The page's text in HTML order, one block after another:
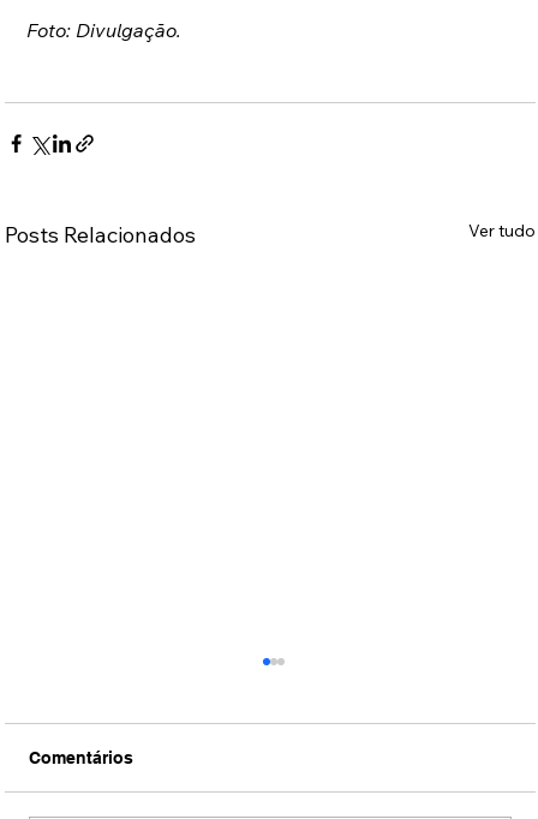
Foto: Divulgação.
Posts Relacionados Ver tudo
Comentários